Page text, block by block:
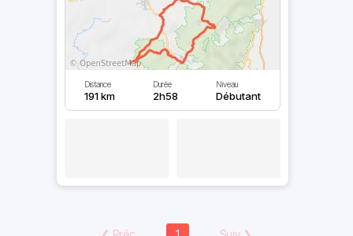
Distance
191 km
Durée
2h58
Niveau
Débutant